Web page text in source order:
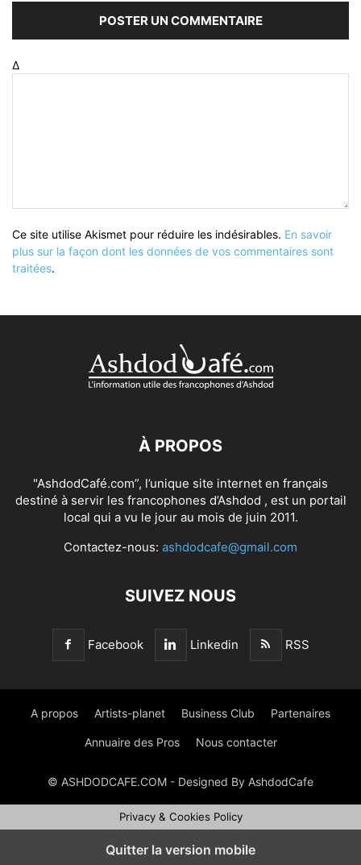
Δ
Ce site utilise Akismet pour réduire les indésirables. En savoir
plus sur la façon dont les données de vos commentaires sont
traitées.
À PROPOS
"AshdodCafé.com”, l’unique site internet en français
destiné à servir les francophones d’Ashdod , est un portail
local qui a vu le jour au mois de juin 2011.
Contactez-nous: ashdodcafe@gmail.com
SUIVEZ NOUS
Facebook Linkedin RSS
A propos Artists-planet Business Club Partenaires
Annuaire des Pros Nous contacter
© ASHDODCAFE.COM - Designed By AshdodCafe
Privacy & Cookies Policy
Quitter la version mobile